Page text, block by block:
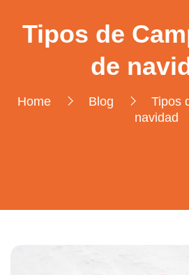
Tipos de
de
Home Blog
Tipos
navidad